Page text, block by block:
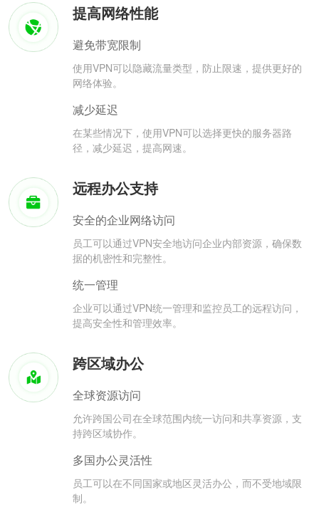
提高网络性能
避免带宽限制
使用VPN可以隐藏流量类型，防止限速，提供更好的
网络体验。
减少延迟
在某些情况下，使用VPN可以选择更快的服务器路
径，减少延迟，提高网速。
远程办公支持
安全的企业网络访问
员工可以通过VPN安全地访问企业内部资源，确保数
据的机密性和完整性。
统一管理
企业可以通过VPN统一管理和监控员工的远程访问，
提高安全性和管理效率。
跨区域办公
全球资源访问
允许跨国公司在全球范围内统一访问和共享资源，支
持跨区域协作。
多国办公灵活性
员工可以在不同国家或地区灵活办公，而不受地域限
制。